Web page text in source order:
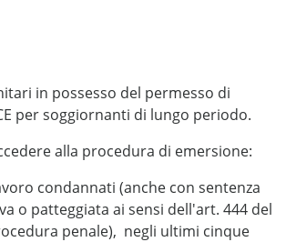
in possesso del permesso di
per soggiornanti di lungo periodo.
alla procedura di emersione:
condannati (anche con sentenza
o patteggiata ai sensi dell'art. 444 del
penale), negli ultimi cinque